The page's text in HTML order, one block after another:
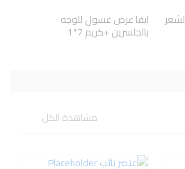
ايفا عرض غسول للوجه
بالجلسرين +كريم 7*1
مشاهدة الكل